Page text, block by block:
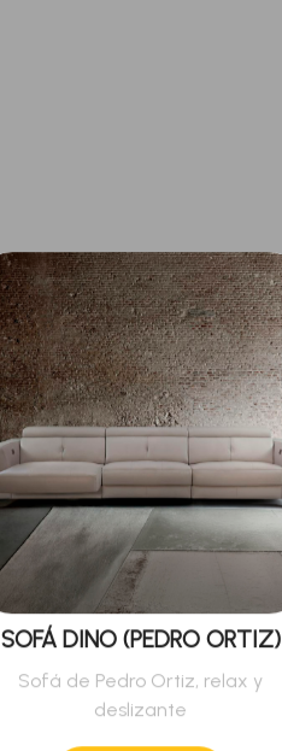
SOFÁ DINO (PEDRO ORTIZ)
Sofá de Pedro Ortiz, relax y
deslizante